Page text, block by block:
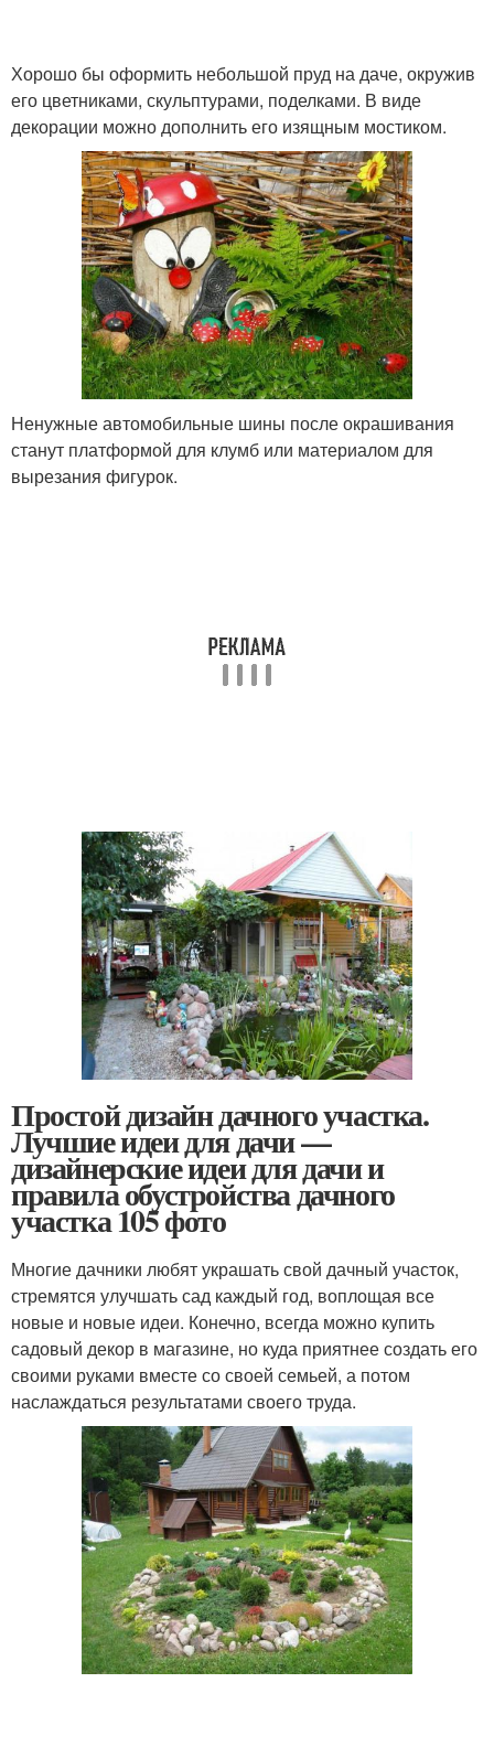
Хорошо бы оформить небольшой пруд на даче, окружив
его цветниками, скульптурами, поделками. В виде
декорации можно дополнить его изящным мостиком.
Ненужные автомобильные шины после окрашивания
станут платформой для клумб или материалом для
вырезания фигурок.
Простой дизайн дачного участка.
Лучшие идеи для дачи —
дизайнерские идеи для дачи и
правила обустройства дачного
участка 105 фото
Многие дачники любят украшать свой дачный участок,
стремятся улучшать сад каждый год, воплощая все
новые и новые идеи. Конечно, всегда можно купить
садовый декор в магазине, но куда приятнее создать его
своими руками вместе со своей семьей, а потом
наслаждаться результатами своего труда.